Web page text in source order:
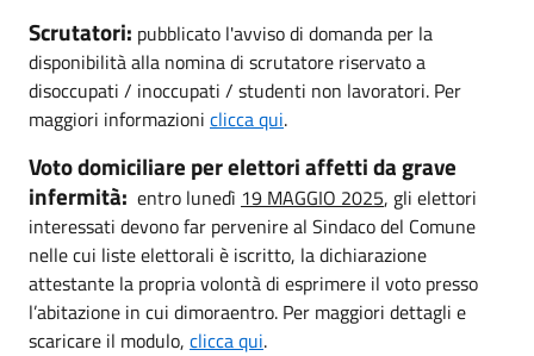
Scrutatori: pubblicato l'avviso di domanda per la
disponibilità alla nomina di scrutatore riservato a
disoccupati / inoccupati / studenti non lavoratori. Per
maggiori informazioni clicca qui.
Voto domiciliare per elettori affetti da grave
infermità: entro lunedì 19 MAGGIO 2025, gli elettori
interessati devono far pervenire al Sindaco del Comune
nelle cui liste elettorali è iscritto, la dichiarazione
attestante la propria volontà di esprimere il voto presso
l’abitazione in cui dimoraentro. Per maggiori dettagli e
scaricare il modulo, clicca qui.